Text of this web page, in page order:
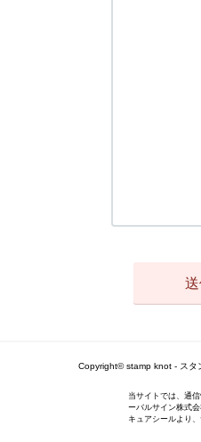
Copyright© stamp knot - スタ
当サイトでは、通
ーバルサイン株式
キュアシールより